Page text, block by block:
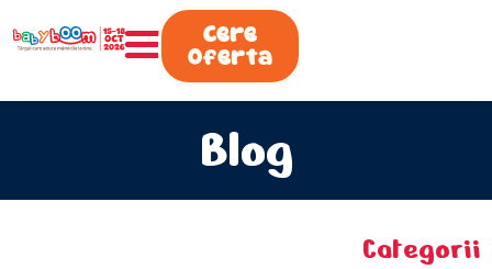
0730.808.038 Cere
Oferta
Blog
Categorii